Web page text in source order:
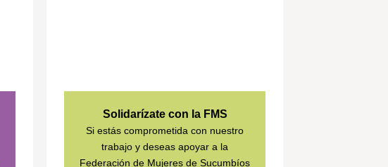
Solidarízate con la FMS
Si estás comprometida con nuestro
trabajo y deseas apoyar a la
Federación de Mujeres de Sucumbíos